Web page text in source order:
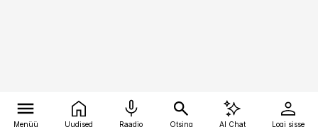
Menüü Uudised Raadio Otsing AI Chat Logi sisse